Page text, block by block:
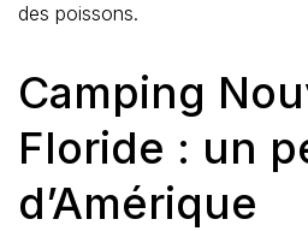
des poissons.
Camping
Floride : un
d’Amérique